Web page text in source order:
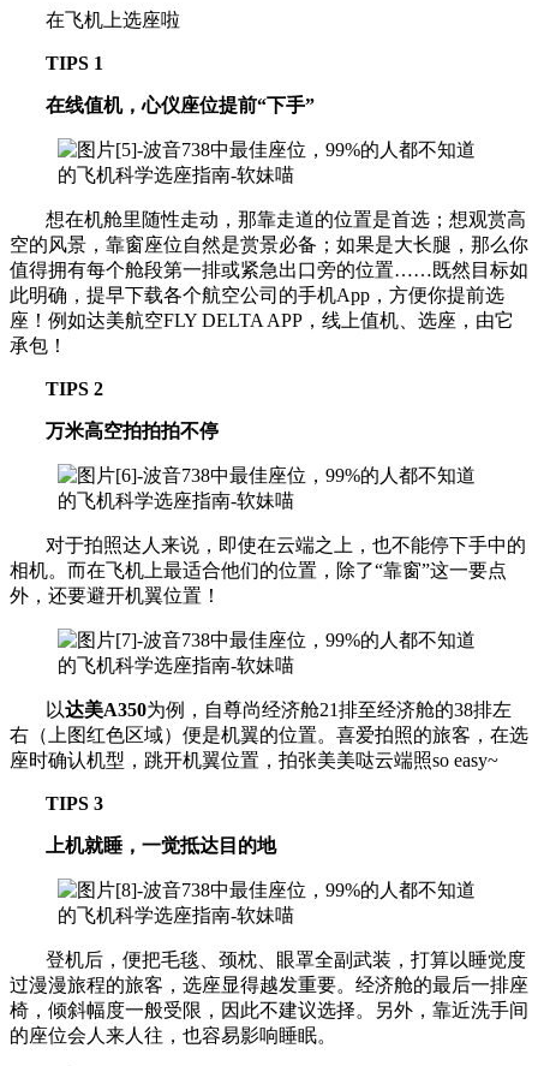
在飞机上选座啦
TIPS 1
在线值机，心仪座位提前“下手”
想在机舱里随性走动，那靠走道的位置是首选；想观赏高
空的风景，靠窗座位自然是赏景必备；如果是大长腿，那么你
值得拥有每个舱段第一排或紧急出口旁的位置……既然目标如
此明确，提早下载各个航空公司的手机App，方便你提前选
座！例如达美航空FLY DELTA APP，线上值机、选座，由它
承包！
TIPS 2
万米高空拍拍拍不停
对于拍照达人来说，即使在云端之上，也不能停下手中的
相机。而在飞机上最适合他们的位置，除了“靠窗”这一要点
外，还要避开机翼位置！
以达美A350为例，自尊尚经济舱21排至经济舱的38排左
右（上图红色区域）便是机翼的位置。喜爱拍照的旅客，在选
座时确认机型，跳开机翼位置，拍张美美哒云端照so easy~
TIPS 3
上机就睡，一觉抵达目的地
登机后，便把毛毯、颈枕、眼罩全副武装，打算以睡觉度
过漫漫旅程的旅客，选座显得越发重要。经济舱的最后一排座
椅，倾斜幅度一般受限，因此不建议选择。另外，靠近洗手间
的座位会人来人往，也容易影响睡眠。